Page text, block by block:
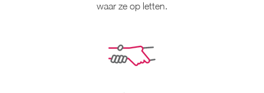
waar ze op letten.